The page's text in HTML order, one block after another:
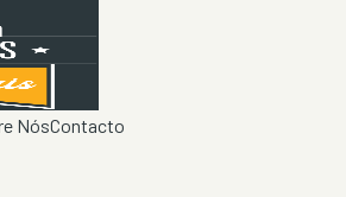
NósContacto